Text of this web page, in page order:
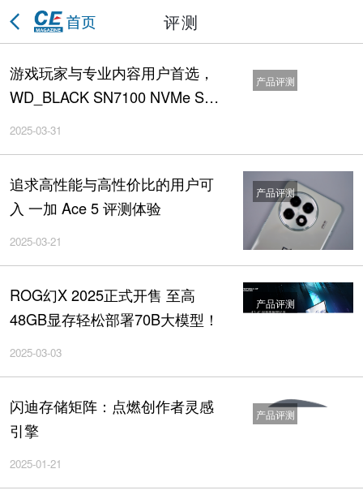
评测
游戏玩家与专业内容用户首选，
WD_BLACK SN7100 NVMe SSD
2025-03-31
产品评测
追求高性能与高性价比的用户可
入 一加 Ace 5 评测体验
2025-03-21
产品评测
ROG幻X 2025正式开售 至高
48GB显存轻松部署70B大模型！
2025-03-03
产品评测
闪迪存储矩阵：点燃创作者灵感
引擎
2025-01-21
产品评测